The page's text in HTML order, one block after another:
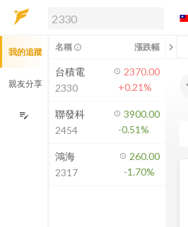
解鎖即時行情及進階功能
方案」，即可解鎖以下功能：
即時行情
即時市況與排行
成交金額熱力圖
前往方案訂閱
如何綁定合作券商
我的追蹤
親友分享
edit_note
名稱 info_outline 漲跌幅 chevron_left
台積電
2330
2370.00
+0.21%
聯發科
2454
3900.00
-0.51%
鴻海
2317
260.00
-1.70%